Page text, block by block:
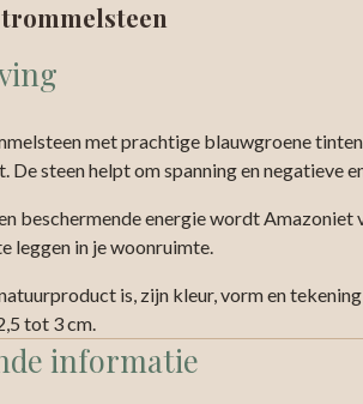
met prachtige blauwgroene tinten
De steen helpt om spanning en negatieve
beschermende energie wordt
leggen in je woonruimte.
is, zijn kleur, vorm en
tot 3 cm.
informatie